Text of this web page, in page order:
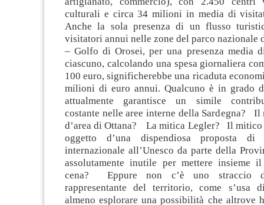
culturali e circa 34 milioni in media di
Anche la sola presenza di un flusso
visitatori annui nelle zone del parco nazionale
– Golfo di Orosei, per una presenza media
ciascuno, calcolando una spesa giornaliera
100 euro, significherebbe una ricaduta
milioni di euro annui. Qualcuno è in grado
attualmente garantisce un simile
costante nelle aree interne della Sardegna?
d’area di Ottana? La mitica Legler? Il mitico
oggetto d’una dispendiosa proposta di
internazionale all’Unesco da parte della
assolutamente inutile per mettere insieme
cena? Eppure non c’è uno straccio
rappresentante del territorio, come s’usa
almeno esplorare una possibilità che altrove